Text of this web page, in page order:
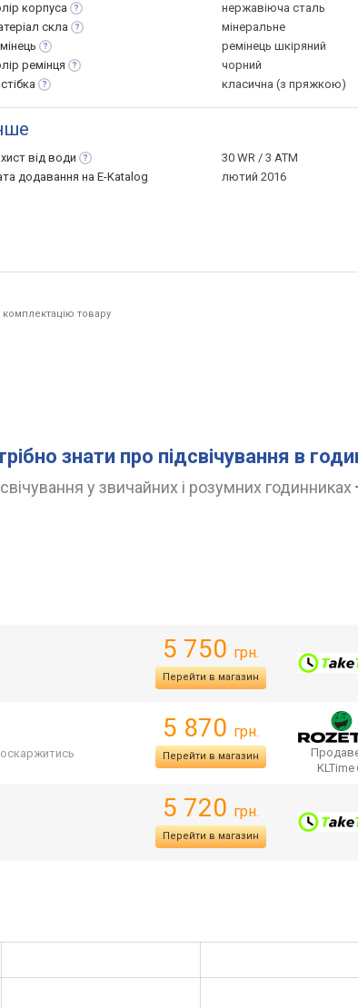
корпуса
нержавіюча сталь
скла
мінеральне
ремінець шкіряний
ремінця
чорний
класична (з пряжкою)
від води
30 WR / 3 ATM
додавання на E-Katalog
лютий 2016
товару
знати про підсвічування в
у звичайних і розумних годинниках
5 750 грн.
Перейти в магазин
5 870 грн.
Перейти в магазин
KLTime
5 720 грн.
Перейти в магазин